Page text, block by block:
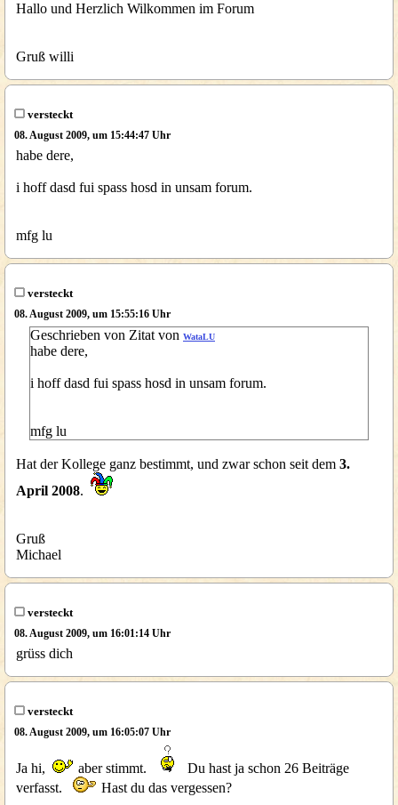
Hallo und Herzlich Wilkommen im Forum
Gruß willi
versteckt
08. August 2009, um 15:44:47 Uhr
habe dere,
i hoff dasd fui spass hosd in unsam forum.
mfg lu
versteckt
08. August 2009, um 15:55:16 Uhr
Geschrieben von Zitat von WataLU
habe dere,
i hoff dasd fui spass hosd in unsam forum.
mfg lu
Hat der Kollege ganz bestimmt, und zwar schon seit dem 3.
April 2008.
Gruß
Michael
versteckt
08. August 2009, um 16:01:14 Uhr
grüss dich
versteckt
08. August 2009, um 16:05:07 Uhr
Ja hi, aber stimmt.
Du hast ja schon 26 Beiträge
verfasst.
Hast du das vergessen?